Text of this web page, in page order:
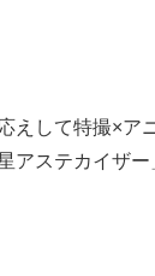
えして特撮×ア
アステカイザー